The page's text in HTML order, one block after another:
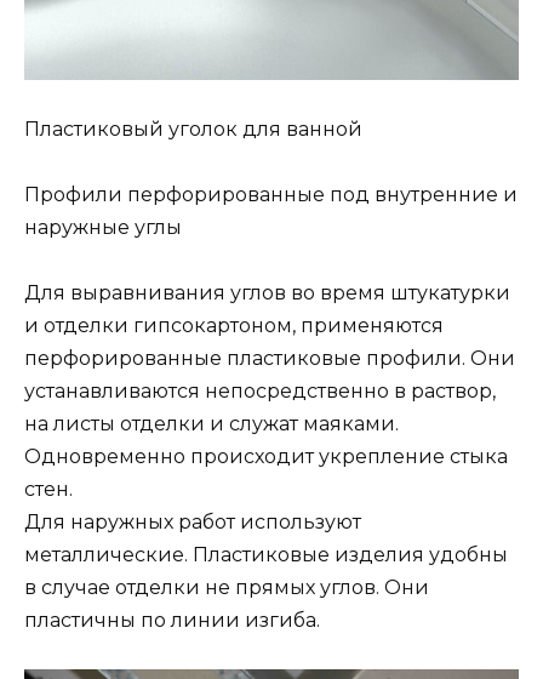
Пластиковый уголок для ванной
Профили перфорированные под внутренние и
наружные углы
Для выравнивания углов во время штукатурки
и отделки гипсокартоном, применяются
перфорированные пластиковые профили. Они
устанавливаются непосредственно в раствор,
на листы отделки и служат маяками.
Одновременно происходит укрепление стыка
стен.
Для наружных работ используют
металлические. Пластиковые изделия удобны
в случае отделки не прямых углов. Они
пластичны по линии изгиба.